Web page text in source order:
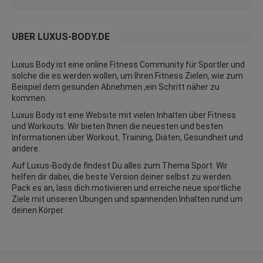
ÜBER LUXUS-BODY.DE
Luxus Body ist eine online Fitness Community für Sportler und
solche die es werden wollen, um Ihren Fitness Zielen, wie zum
Beispiel dem gesunden Abnehmen ,ein Schritt näher zu
kommen.
Luxus Body ist eine Website mit vielen Inhalten über Fitness
und Workouts . Wir bieten Ihnen die neuesten und besten
Informationen über Workout, Training, Diäten, Gesundheit und
andere.
Auf Luxus-Body.de findest Du alles zum Thema Sport. Wir
helfen dir dabei, die beste Version deiner selbst zu werden.
Pack es an, lass dich motivieren und erreiche neue sportliche
Ziele mit unseren Übungen und spannenden Inhalten rund um
deinen Körper.